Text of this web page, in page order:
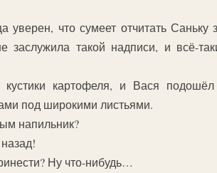
что сумеет отчитать Саньку
заслужила такой надписи, и всё-
кустики картофеля, и Вася
под широкими листьями.
напильник?
Ну что-нибудь…